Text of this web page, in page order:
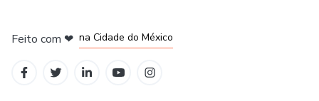
Feito com ❤ na Cidade do México